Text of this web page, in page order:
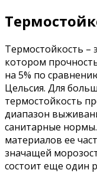
Термостойкость –
котором
на 5% по
Цельсия. Для
термостойкость
диапазон
санитарные
материалов ее
значащей
состоит еще один